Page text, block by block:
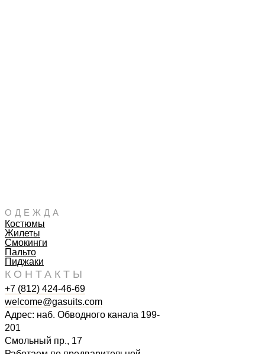
ОДЕЖДА
Костюмы
Жилеты
Смокинги
Пальто
Пиджаки
КОНТАКТЫ
+7 (812) 424-46-69
welcome@gasuits.com
Адрес: наб. Обводного канала 199-
201
Смольный пр., 17